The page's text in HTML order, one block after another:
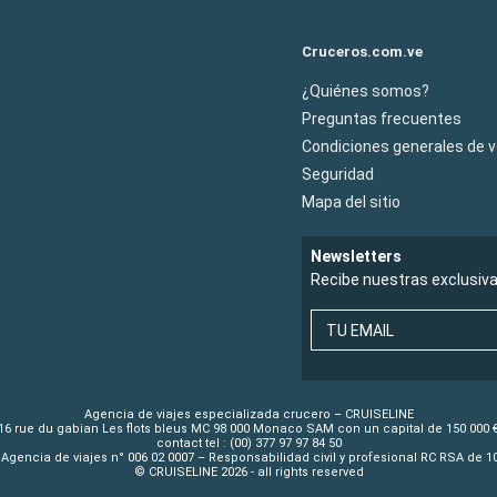
Cruceros.com.ve
¿Quiénes somos?
Preguntas frecuentes
Condiciones generales de
Seguridad
Mapa del sitio
Newsletters
Recibe nuestras
TU EMAIL
Agencia de viajes especializada crucero – CRUISELINE
rue du gabian Les flots bleus MC 98 000 Monaco SAM con un capital de 150 000
contact tel : (00) 377 97 97 84 50
de viajes n° 006 02 0007 – Responsabilidad civil y profesional RC RSA de 10
© CRUISELINE 2026 - all rights reserved